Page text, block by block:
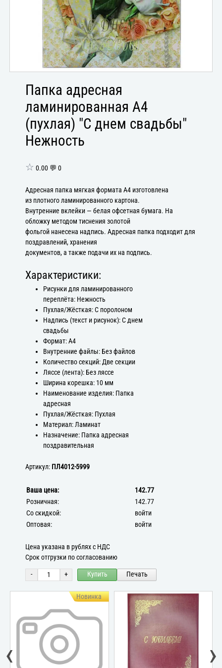
Папка адресная
ламинированная А4
(пухлая) "С днем свадьбы"
Нежность
☆ 0.00 💬 0
Адресная папка мягкая формата А4 изготовлена
из плотного ламинированного картона.
Внутренние вклейки — белая офсетная бумага. На
обложку методом тиснения золотой
фольгой нанесена надпись. Адресная папка подходит для
поздравлений, хранения
документов, а также подачи их на подпись.
Характеристики:
Рисунки для ламинированного
переплёта: Нежность
Пухлая/Жёсткая: С поролоном
Надпись (текст и рисунок): С днем
свадьбы
Формат: А4
Внутренние файлы: Без файлов
Количество секций: Две секции
Ляссе (лента): Без ляссе
Ширина корешка: 10 мм
Наименование изделия: Папка
адресная
Пухлая/Жёсткая: Пухлая
Материал: Ламинат
Назначение: Папка адресная
поздравительная
Артикул: ПЛ4012-5999
Ваша цена:
142.77
Розничная:
142.77
Со скидкой:
войти
Оптовая:
войти
Цена указана в рублях с НДС
Срок отгрузки по согласованию
- + Купить Печать
Новинка
‹ ›